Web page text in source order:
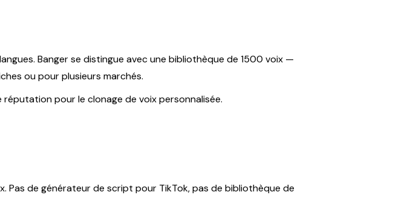
Banger se distingue avec une bibliothèque de 1500 voix —
ou pour plusieurs marchés.
réputation pour le clonage de voix personnalisée.
Pas de générateur de script pour TikTok, pas de bibliothèque de